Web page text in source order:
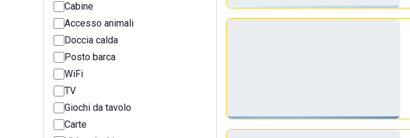
Cabine
Accesso animali
Doccia calda
Posto barca
WiFi
TV
Giochi da tavolo
Carte